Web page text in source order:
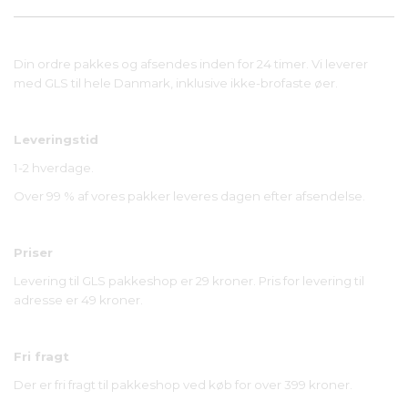
Din ordre pakkes og afsendes inden for 24 timer. Vi leverer
med GLS til hele Danmark, inklusive ikke-brofaste øer.
Leveringstid
1-2 hverdage.
Over 99 % af vores pakker leveres dagen efter afsendelse.
Priser
Levering til GLS pakkeshop er 29 kroner. Pris for levering til
adresse er 49 kroner.
Fri fragt
Der er fri fragt til pakkeshop ved køb for over 399 kroner.